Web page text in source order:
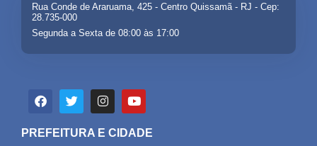
Rua Conde de Araruama, 425 - Centro Quissamã - RJ - Cep:
28.735-000
Segunda a Sexta de 08:00 às 17:00
PREFEITURA E CIDADE